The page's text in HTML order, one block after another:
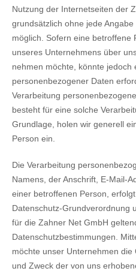
Nutzung der Internetseiten der
grundsätzlich ohne jede
möglich. Sofern eine betroffene
unseres Unternehmens über
nehmen möchte, könnte jedoch
personenbezogener Daten
Verarbeitung
besteht für eine solche
Grundlage, holen wir generell
Person ein.
Die Verarbeitung
Namens, der Anschrift, E-Mail-
einer betroffenen Person,
Datenschutz-Grundverordnung
für die Zahner Net GmbH
Datenschutzbestimmungen.
möchte unser Unternehmen
und Zweck der von uns